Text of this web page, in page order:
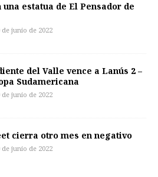
una estatua de El Pensador de
de junio de 2022
del Valle vence a Lanús 2 –
Sudamericana
de junio de 2022
cierra otro mes en negativo
de junio de 2022